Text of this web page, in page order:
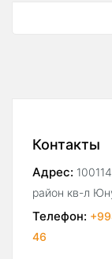
Контакты
Адрес:
район кв-л
Телефон:
46